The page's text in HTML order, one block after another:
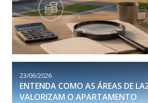
23/06/2026
ENTENDA COMO AS ÁREAS DE
VALORIZAM O APARTAMENTO